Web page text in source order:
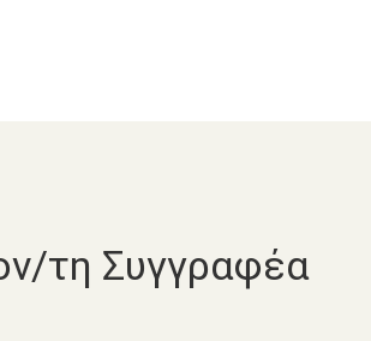
τη Συγγραφέα